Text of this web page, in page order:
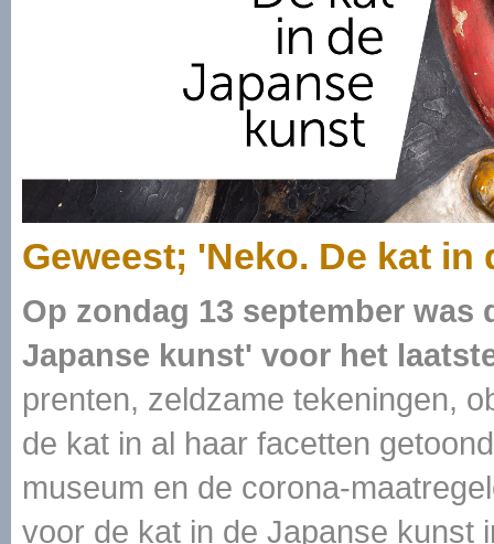
Geweest; 'Neko. De kat
Op zondag 13 september
Japanse kunst' voor het
prenten, zeldzame tekeningen,
de kat in al haar facetten
museum en de corona-
voor de kat in de Japanse kunst